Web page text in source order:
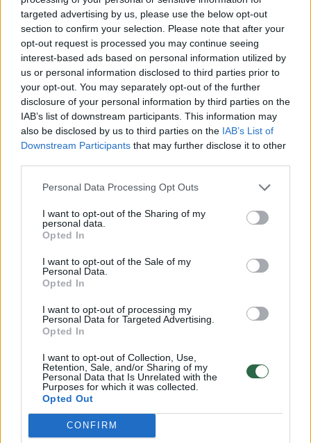
targeted advertising by us, please use the below opt-out
section to confirm your selection. Please note that after your
opt-out request is processed you may continue seeing
interest-based ads based on personal information utilized by
us or personal information disclosed to third parties prior to
your opt-out. You may separately opt-out of the further
disclosure of your personal information by third parties on the
IAB’s list of downstream participants. This information may
also be disclosed by us to third parties on the IAB’s List of
Downstream Participants that may further disclose it to other
Personal Data Processing Opt Outs
I want to opt-out of the Sharing of my
personal data.
Opted In
I want to opt-out of the Sale of my
Personal Data.
Opted In
I want to opt-out of processing my
Personal Data for Targeted Advertising.
Opted In
I want to opt-out of Collection, Use,
Retention, Sale, and/or Sharing of my
Personal Data that Is Unrelated with the
Purposes for which it was collected.
Opted Out
CONFIRM
dizaino kalbą pabrėžia vertikalūs LED dienos
šviesos žibintai, suteikiantys galimybę iš toli
suprasti, kokio gamintojo tai kūrinys.
Analogiškai ir dėl galinių – firminiu „Peugeot“
ženklu jau tapo raudonos trijų nagų šviesos,
kurias jungia blizgi juoda apdailos detalė.
Dominuoja interjero modernumas ir dėmesys
detalėms, pradedant nuo kokybiško apdailos
(užsakoma su „GT Line“ ir GT įrangomis) iki
aukštos klasės medžiagų kaip „Alcantara®“
(užsakoma su GT įranga).
Ir „Peugeot 208“, ir 2008 galima užsakyti ne
tik su vidaus degimo benzininiais bei
dyzeliniais varikliais, bet ir elektriniais, kuriuos
iš eismo srauto išskiria subtilios detalės –
kėbulo spalvos priekinės grotelės bei
kintamos spalvos „Peugeot“ logotipas.